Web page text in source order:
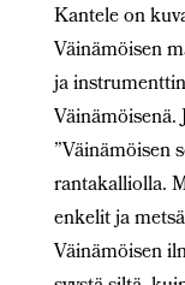
Kantele on
Väinämöisen
ja
Väinämöisenä.
”Väinämöisen
rantakalliolla.
enkelit ja
Väinämöisen